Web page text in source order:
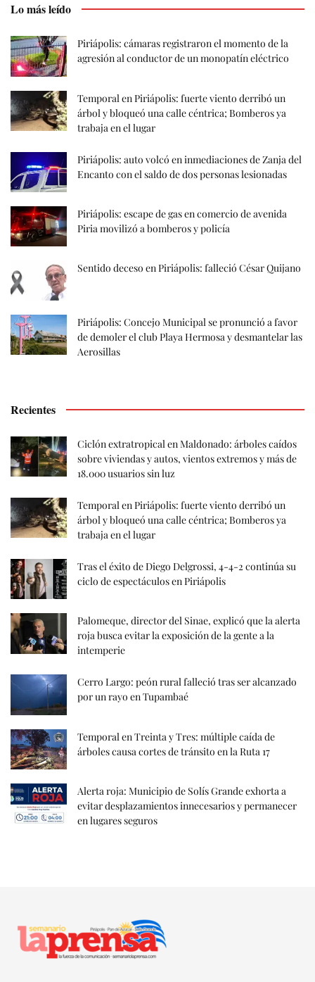
Lo más leído
Piriápolis: cámaras registraron el momento de la
agresión al conductor de un monopatín eléctrico
Temporal en Piriápolis: fuerte viento derribó un
árbol y bloqueó una calle céntrica; Bomberos ya
trabaja en el lugar
Piriápolis: auto volcó en inmediaciones de Zanja del
Encanto con el saldo de dos personas lesionadas
Piriápolis: escape de gas en comercio de avenida
Piria movilizó a bomberos y policía
Sentido deceso en Piriápolis: falleció César Quijano
Piriápolis: Concejo Municipal se pronunció a favor
de demoler el club Playa Hermosa y desmantelar las
Aerosillas
Recientes
Ciclón extratropical en Maldonado: árboles caídos
sobre viviendas y autos, vientos extremos y más de
18.000 usuarios sin luz
Temporal en Piriápolis: fuerte viento derribó un
árbol y bloqueó una calle céntrica; Bomberos ya
trabaja en el lugar
Tras el éxito de Diego Delgrossi, 4-4-2 continúa su
ciclo de espectáculos en Piriápolis
Palomeque, director del Sinae, explicó que la alerta
roja busca evitar la exposición de la gente a la
intemperie
Cerro Largo: peón rural falleció tras ser alcanzado
por un rayo en Tupambaé
Temporal en Treinta y Tres: múltiple caída de
árboles causa cortes de tránsito en la Ruta 17
Alerta roja: Municipio de Solís Grande exhorta a
evitar desplazamientos innecesarios y permanecer
en lugares seguros